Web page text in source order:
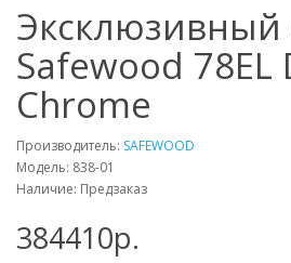
Эксклюзивный
Safewood 78EL
Chrome
Производитель: SAFEWOOD
Модель: 838-01
Наличие: Предзаказ
384410р.